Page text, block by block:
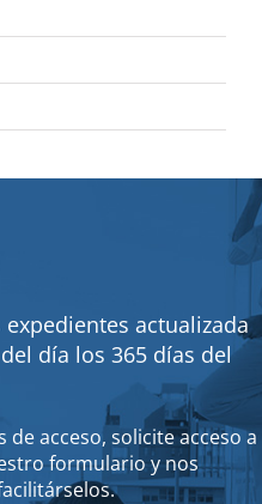
actualizada
día los 365 días del
acceso, solicite acceso a
formulario y nos